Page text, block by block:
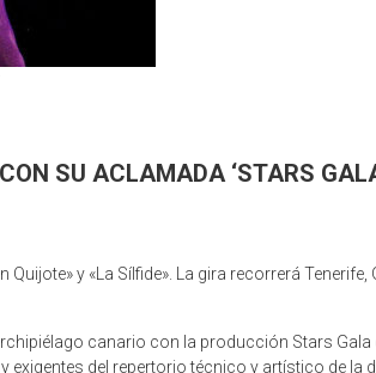
SU ACLAMADA ‘STARS
y «La Sílfide». La gira recorrerá Tenerife,
canario con la producción Stars Gala
del repertorio técnico y artístico de la